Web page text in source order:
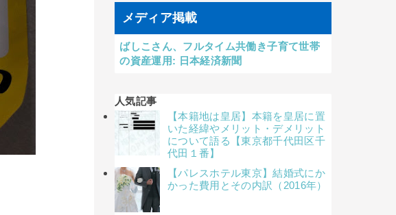
メディア掲載
ばしこさん、フルタイム共働き子育て世帯
の資産運用: 日本経済新聞
人気記事
【本籍地は皇居】本籍を皇居に置
いた経緯やメリット・デメリット
について語る【東京都千代田区千
代田１番】
【パレスホテル東京】結婚式にか
かった費用とその内訳（2016年）